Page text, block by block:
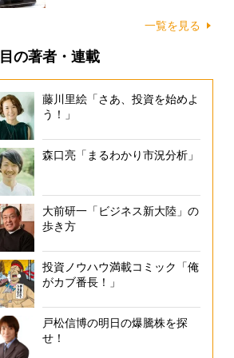
一覧を見る
の著者・連載
藤川里絵「さあ、投資を始めよ
う！」
森口亮「まるわかり市況分析」
大前研一「ビジネス新大陸」の
歩き方
投資ノウハウ満載コミック「俺
がカブ番長！」
戸松信博の明日の爆騰株を探
せ！